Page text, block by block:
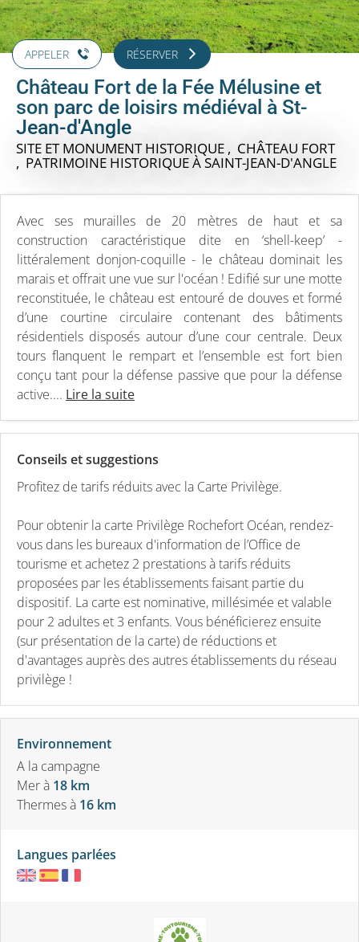
APPELER RÉSERVER
Château Fort de la Fée Mélusine et
son parc de loisirs médiéval à St-
Jean-d'Angle
SITE ET MONUMENT HISTORIQUE , CHÂTEAU FORT
, PATRIMOINE HISTORIQUEÀ SAINT-JEAN-D'ANGLE
Avec ses murailles de 20 mètres de haut et sa
construction caractéristique dite en ‘shell-keep’ -
littéralement donjon-coquille - le château dominait les
marais et offrait une vue sur l'océan ! Edifié sur une motte
reconstituée, le château est entouré de douves et formé
d’une courtine circulaire contenant des bâtiments
résidentiels disposés autour d’une cour centrale. Deux
tours flanquent le rempart et l’ensemble est fort bien
conçu tant pour la défense passive que pour la défense
active.... Lire la suite
Conseils et suggestions
Profitez de tarifs réduits avec la Carte Privilège.
Pour obtenir la carte Privilège Rochefort Océan, rendez-
vous dans les bureaux d'information de l’Office de
tourisme et achetez 2 prestations à tarifs réduits
proposées par les établissements faisant partie du
dispositif. La carte est nominative, millésimée et valable
pour 2 adultes et 3 enfants. Vous bénéficierez ensuite
(sur présentation de la carte) de réductions et
d'avantages auprès des autres établissements du réseau
privilège !
Environnement
A la campagne
Merà 18 km
Thermesà 16 km
Langues parlées